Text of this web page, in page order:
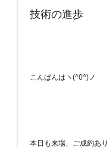
技術の進歩
こんばんはヽ(^0^)ノ
本日も来場、ご成約あ